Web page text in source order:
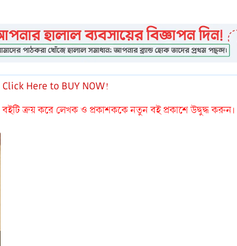
Click Here to BUY NOW!
বইটি ক্রয় করে লেখক ও প্রকাশককে নতুন বই প্রকাশে উদ্বুদ্ধ করুন।